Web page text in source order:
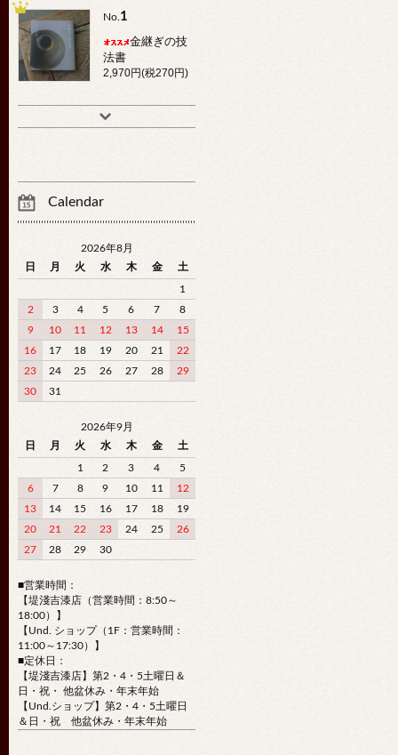
No.1
金継ぎの技
法書
2,970円(税270円)
Calendar
2026年8月
日
月 火 水 木 金 土
1
2
3 4 5 6 7
8
9
10 11 12 13 14
15
16
17 18 19 20 21
22
23
24 25 26 27 28
29
30
31
2026年9月
日
月 火 水 木 金 土
1 2 3 4
5
6
7 8 9 10 11
12
13
14 15 16 17 18
19
20
21 22 23 24 25
26
27
28 29 30
■営業時間：
【堤淺吉漆店（営業時間：8:50～
18:00）】
【Und. ショップ（1F：営業時間：
11:00～17:30）】
■定休日：
【堤淺吉漆店】第2・4・5土曜日＆
日・祝・ 他盆休み・年末年始
【Und.ショップ】第2・4・5土曜日
＆日・祝 他盆休み・年末年始